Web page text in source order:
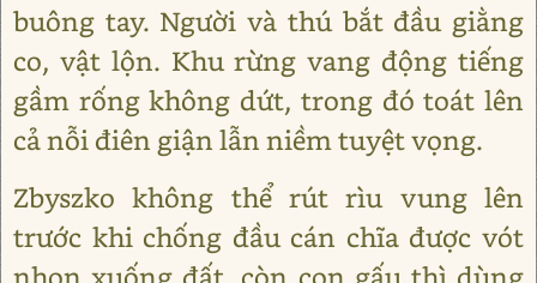
buông tay. Người và thú bắt đầu giằng
co, vật lộn. Khu rừng vang động tiếng
gầm rống không dứt, trong đó toát lên
cả nỗi điên giận lẫn niềm tuyệt vọng.
Zbyszko không thể rút rìu vung lên
trước khi chống đầu cán chĩa được vót